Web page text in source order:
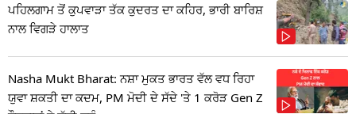
ਪਹਿਲਗਾਮ ਤੋਂ ਕੁਪਵਾੜਾ ਤੱਕ ਕੁਦਰਤ ਦਾ ਕਹਿਰ, ਭਾਰੀ ਬਾਰਿਸ਼
ਨਾਲ ਵਿਗੜੇ ਹਾਲਾਤ
Nasha Mukt Bharat: ਨਸ਼ਾ ਮੁਕਤ ਭਾਰਤ ਵੱਲ ਵਧ ਰਿਹਾ
ਯੁਵਾ ਸ਼ਕਤੀ ਦਾ ਕਦਮ, PM ਮੋਦੀ ਦੇ ਸੱਦੇ 'ਤੇ 1 ਕਰੋੜ Gen Z